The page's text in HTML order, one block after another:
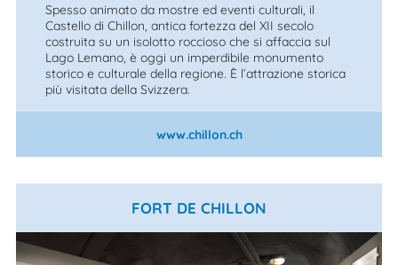
Spesso animato da mostre ed eventi culturali, il
Castello di Chillon, antica fortezza del XII secolo
costruita su un isolotto roccioso che si affaccia sul
Lago Lemano, è oggi un imperdibile monumento
storico e culturale della regione. È l’attrazione storica
più visitata della Svizzera.
www.chillon.ch
FORT DE CHILLON